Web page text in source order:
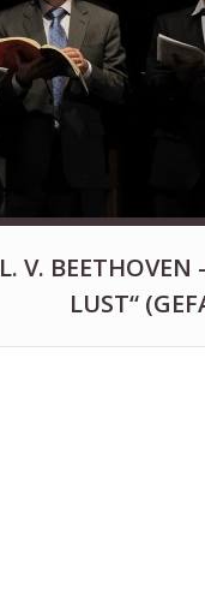
L. V.
LUST“